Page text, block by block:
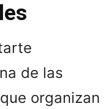
de las
organizan